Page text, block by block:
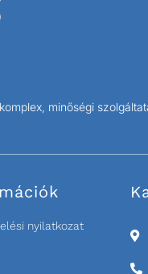
minőségi
nyilatkozat